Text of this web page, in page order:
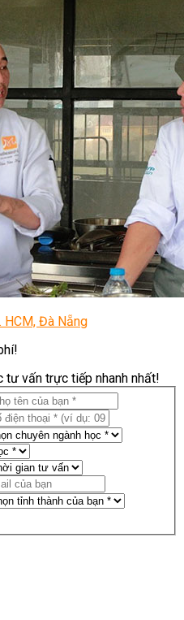
HCM, Đà Nẵng
vấn trực tiếp nhanh nhất!